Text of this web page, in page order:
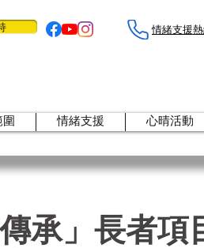
情緒支援
圍 情緒支援 心晴活動
承」長者